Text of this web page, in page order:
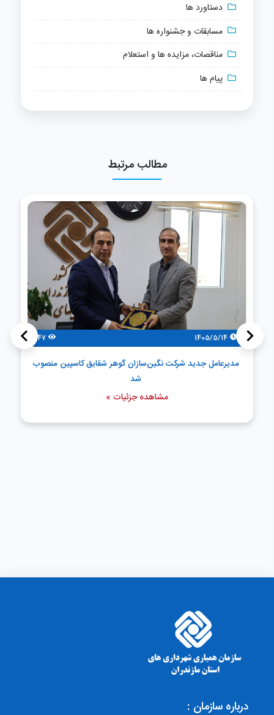
دستاورد ها
مسابقات و جشنواره ها
مناقصات، مزایده ها و استعلام
پیام ها
مطالب مرتبط
1405/5/14
47
مدیرعامل جدید شرکت نگین‌سازان گوهر شقایق کاسپین منصوب
شد
مشاهده جزئیات »
<
>
درباره سازمان :